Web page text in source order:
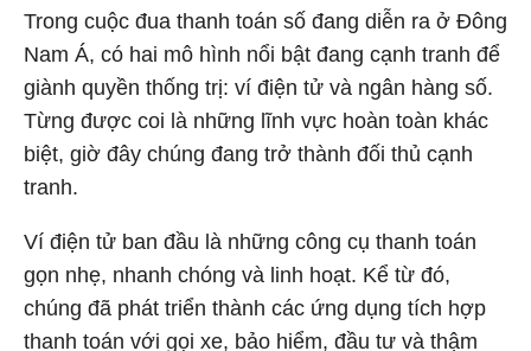
Trong cuộc đua thanh toán số đang diễn ra ở Đông
Nam Á, có hai mô hình nổi bật đang cạnh tranh để
giành quyền thống trị: ví điện tử và ngân hàng số.
Từng được coi là những lĩnh vực hoàn toàn khác
biệt, giờ đây chúng đang trở thành đối thủ cạnh
tranh.
Ví điện tử ban đầu là những công cụ thanh toán
gọn nhẹ, nhanh chóng và linh hoạt. Kể từ đó,
chúng đã phát triển thành các ứng dụng tích hợp
thanh toán với gọi xe, bảo hiểm, đầu tư và thậm